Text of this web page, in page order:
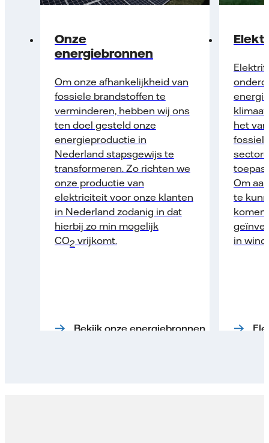
Onze
energiebronnen
Om onze afhankelijkheid van
fossiele brandstoffen te
verminderen, hebben wij ons
ten doel gesteld onze
energie­productie in
Nederland stapsgewijs te
transformeren. Zo richten we
onze productie van
elektriciteit voor onze klanten
in Nederland zodanig in dat
hierbij zo min mogelijk
CO2 vrijkomt.
Bekijk onze energiebronnen
het
Om
te
in